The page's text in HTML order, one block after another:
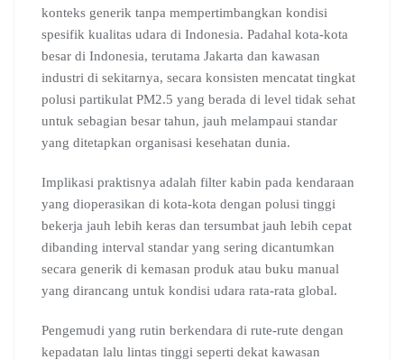
konteks generik tanpa mempertimbangkan kondisi
spesifik kualitas udara di Indonesia. Padahal kota-kota
besar di Indonesia, terutama Jakarta dan kawasan
industri di sekitarnya, secara konsisten mencatat tingkat
polusi partikulat PM2.5 yang berada di level tidak sehat
untuk sebagian besar tahun, jauh melampaui standar
yang ditetapkan organisasi kesehatan dunia.
Implikasi praktisnya adalah filter kabin pada kendaraan
yang dioperasikan di kota-kota dengan polusi tinggi
bekerja jauh lebih keras dan tersumbat jauh lebih cepat
dibanding interval standar yang sering dicantumkan
secara generik di kemasan produk atau buku manual
yang dirancang untuk kondisi udara rata-rata global.
Pengemudi yang rutin berkendara di rute-rute dengan
kepadatan lalu lintas tinggi seperti dekat kawasan